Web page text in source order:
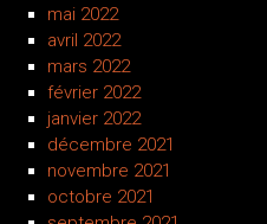
mai 2022
avril 2022
mars 2022
février 2022
janvier 2022
décembre 2021
novembre 2021
octobre 2021